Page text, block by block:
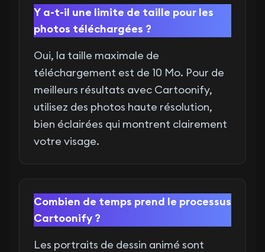
Y a-t-il une limite de taille pour les
photos téléchargées ?
Oui, la taille maximale de
téléchargement est de 10 Mo. Pour de
meilleurs résultats avec Cartoonify,
utilisez des photos haute résolution,
bien éclairées qui montrent clairement
votre visage.
Combien de temps prend le processus
Cartoonify ?
Les portraits de dessin animé sont